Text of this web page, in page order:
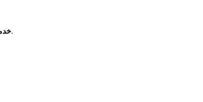
، مع إمكانية المعاينة الفورية بالمنزل.